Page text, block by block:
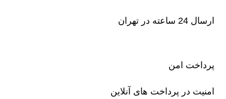
ارسال 24 ساعته در تهران
پرداخت امن
امنیت در پرداخت های آنلاین